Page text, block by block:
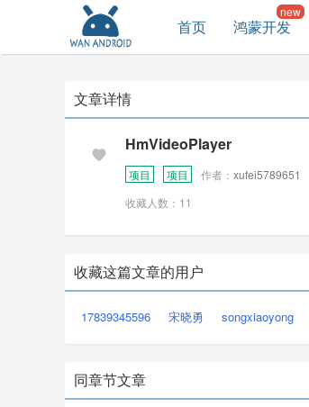
首页 鸿蒙开发
文章详情
HmVideoPlayer
项目 项目 作者： xufei5789651
收藏人数：11
收藏这篇文章的用户
17839345596 宋晓勇 songxiaoyong
同章节文章